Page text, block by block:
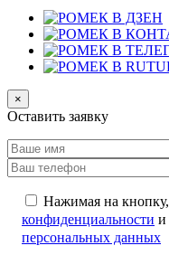
×
Оставить заявку
Нажимая на
конфиденциальности и
персональных данных